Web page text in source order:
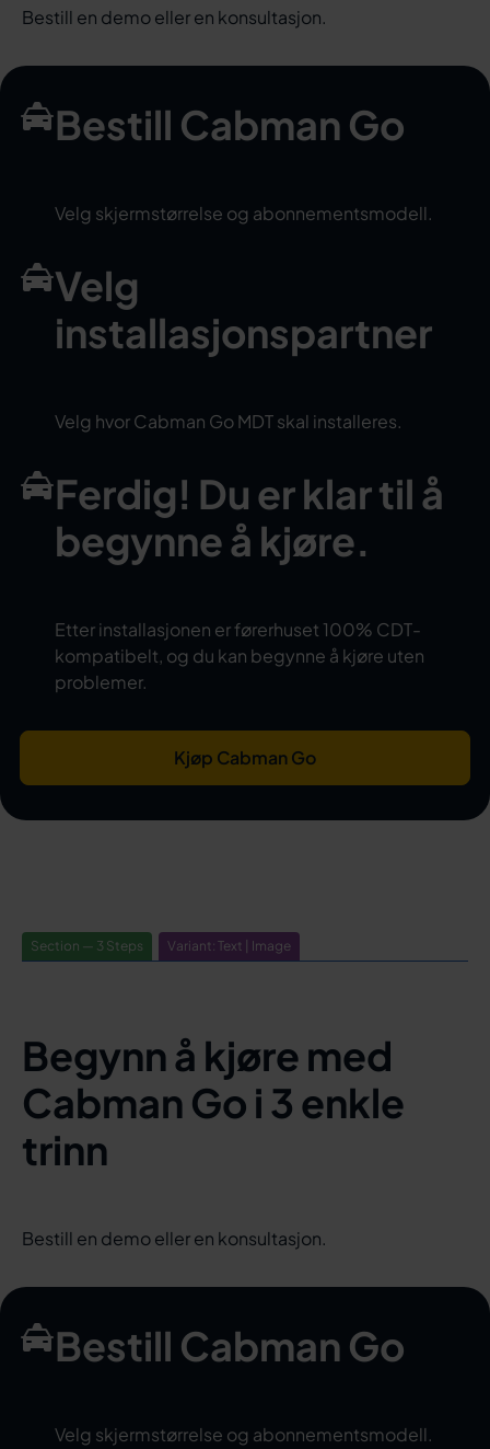
Bestill en demo eller en konsultasjon.
Bestill Cabman Go
Velg skjermstørrelse og abonnementsmodell.
Velg
installasjonspartner
Velg hvor Cabman Go MDT skal installeres.
Ferdig! Du er klar til å
begynne å kjøre.
Etter installasjonen er førerhuset 100% CDT-
kompatibelt, og du kan begynne å kjøre uten
problemer.
Kjøp Cabman Go
Section — 3 Steps Variant: Text | Image
Begynn å kjøre med
Cabman Go i 3 enkle
trinn
Bestill en demo eller en konsultasjon.
Bestill Cabman Go
Velg skjermstørrelse og abonnementsmodell.